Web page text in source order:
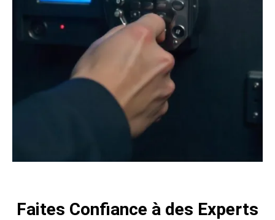
Faites Confiance à des Experts